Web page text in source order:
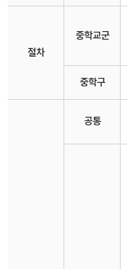
절차
중학교군
중학구
공통